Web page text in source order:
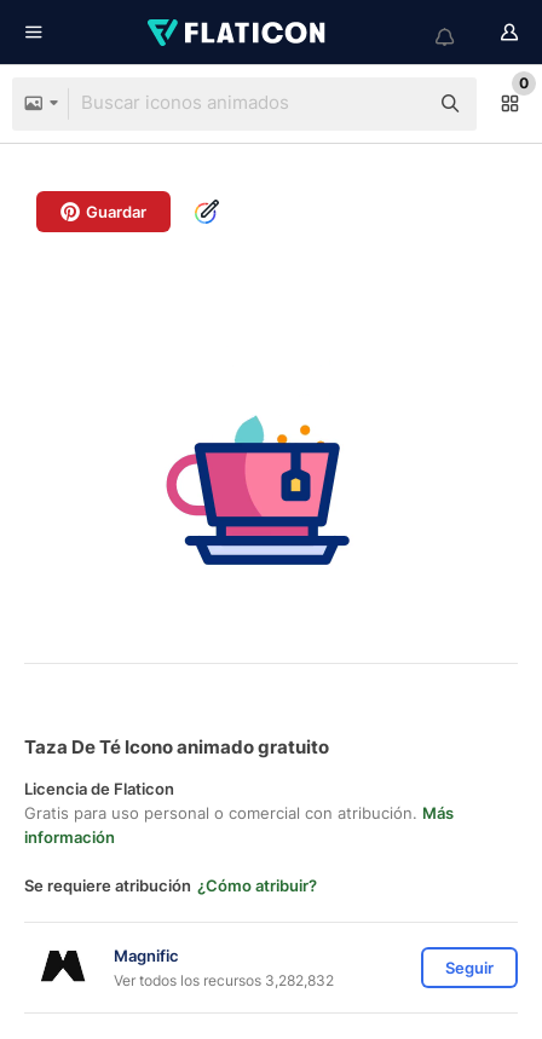
0
Guardar
Taza De Té Icono animado gratuito
Licencia de Flaticon
Gratis para uso personal o comercial con atribución. Más
información
Se requiere atribución ¿Cómo atribuir?
Magnific
Ver todos los recursos 3,282,832
Seguir